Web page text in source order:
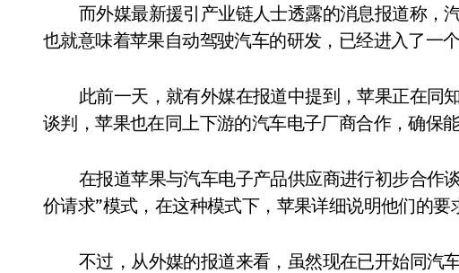
而外媒最新援引产业链人士透露的消息报道称，
也就意味着苹果自动驾驶汽车的研发，已经进入了一个
此前一天，就有外媒在报道中提到，苹果正在同
谈判，苹果也在同上下游的汽车电子厂商合作，确保
在报道苹果与汽车电子产品供应商进行初步合作
价请求”模式，在这种模式下，苹果详细说明他们的要
不过，从外媒的报道来看，虽然现在已开始同汽